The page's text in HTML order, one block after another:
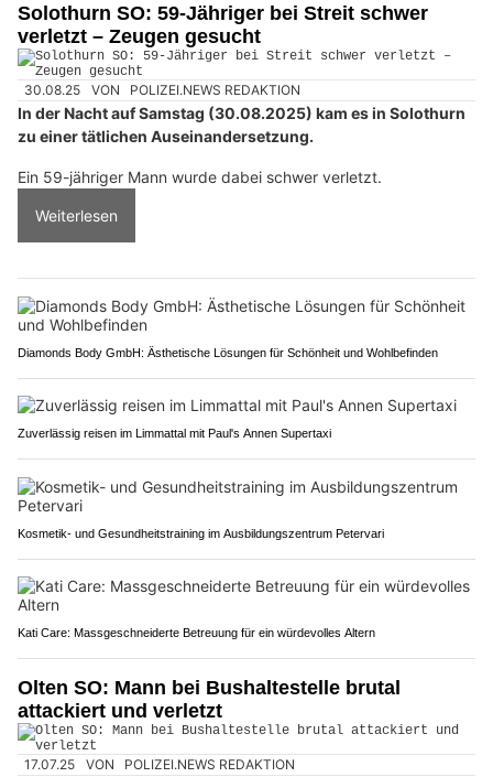
Solothurn SO: 59-Jähriger bei Streit schwer
verletzt – Zeugen gesucht
30.08.25 VON POLIZEI.NEWS REDAKTION
In der Nacht auf Samstag (30.08.2025) kam es in Solothurn
zu einer tätlichen Auseinandersetzung.
Ein 59-jähriger Mann wurde dabei schwer verletzt.
Weiterlesen
Diamonds Body GmbH: Ästhetische Lösungen für Schönheit und Wohlbefinden
Zuverlässig reisen im Limmattal mit Paul's Annen Supertaxi
Kosmetik- und Gesundheitstraining im Ausbildungszentrum Petervari
Kati Care: Massgeschneiderte Betreuung für ein würdevolles Altern
Olten SO: Mann bei Bushaltestelle brutal
attackiert und verletzt
17.07.25 VON POLIZEI.NEWS REDAKTION